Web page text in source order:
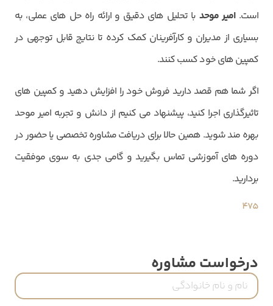
است.امیر موحد با تحلیل های دقیق و ارائه راه حل های عملی، به
بسیاری از مدیران و کارآفرینان کمک کرده تا نتایج قابل توجهی در
کمپین های خود کسب کنند.
اگر شما هم قصد دارید فروش خود را افزایش دهید و کمپین های
تاثیرگذاری اجرا کنید، پیشنهاد می کنیم از دانش و تجربه امیر موحد
بهره مند شوید. همین حالا برای دریافت مشاوره تخصصی یا حضور در
دوره های آموزشی تماس بگیرید و گامی جدی به سوی موفقیت
بردارید.
475
درخواست مشاوره
نام
و